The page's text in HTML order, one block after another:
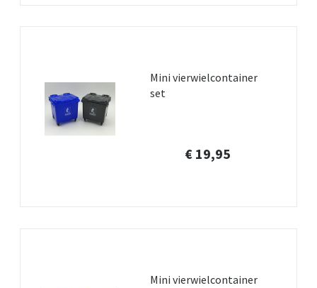
Mini vierwielcontainer
set
€ 19,95
Mini vierwielcontainer